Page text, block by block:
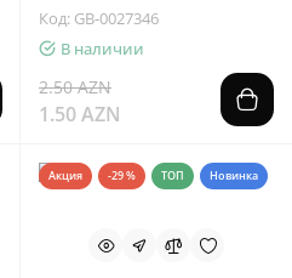
Код: GB-0027346
В наличии
2.50 AZN
1.50 AZN
Акция -29 % ТОП Новинка